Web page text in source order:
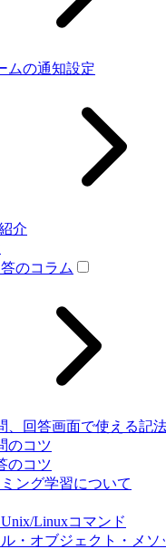
ムの通知設定
介
のコラム
、回答画面で使える記
のコツ
のコツ
ング学習について
Linuxコマンド
・オブジェクト・メソ